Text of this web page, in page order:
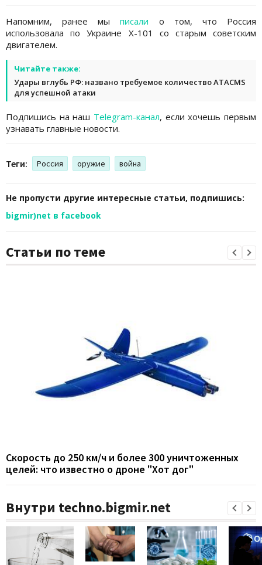
Напомним, ранее мыписали о том, что Россия
использовала по Украине Х-101 со старым советским
двигателем.
Читайте также:
Удары вглубь РФ: названо требуемое количество ATACMS
для успешной атаки
Подпишись на наш Telegram-канал, если хочешь первым
узнавать главные новости.
Теги: Россия оружие война
Не пропусти другие интересные статьи, подпишись:
bigmir)net в facebook
Статьи по теме
Скорость до 250 км/ч и более 300 уничтоженных
целей: что известно о дроне "Хот дог"
Внутри techno.bigmir.net